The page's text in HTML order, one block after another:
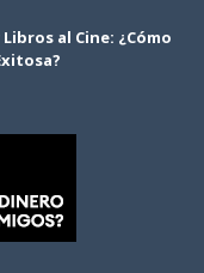
al Cine: ¿Cómo